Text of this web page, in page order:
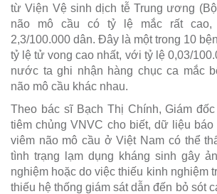
từ Viện Vệ sinh dịch tễ Trung ương
não mô cầu có tỷ lệ mắc rất cao,
2,3/100.000 dân. Đây là một trong 10
tỷ lệ tử vong cao nhất, với tỷ lệ 0,03/
nước ta ghi nhận hàng chục ca mắc
não mô cầu khác nhau.
Theo bác sĩ Bạch Thị Chính, Giám
tiêm chủng VNVC cho biết, dữ liệu
viêm não mô cầu ở Việt Nam có thể
tình trạng lạm dụng kháng sinh gây
nghiệm hoặc do việc thiếu kinh nghiệm
thiếu hệ thống giám sát dẫn đến bỏ sót